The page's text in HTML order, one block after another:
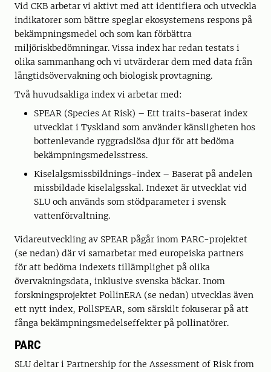
Vid CKB arbetar vi aktivt med att identifiera och utveckla
indikatorer som bättre speglar ekosystemens respons på
bekämpningsmedel och som kan förbättra
miljöriskbedömningar. Vissa index har redan testats i
olika sammanhang och vi utvärderar dem med data från
långtidsövervakning och biologisk provtagning.
Två huvudsakliga index vi arbetar med:
SPEAR (Species At Risk) – Ett traits-baserat index
utvecklat i Tyskland som använder känsligheten hos
bottenlevande ryggradslösa djur för att bedöma
bekämpningsmedelsstress.
Kiselalgsmissbildnings-index – Baserat på andelen
missbildade kiselalgsskal. Indexet är utvecklat vid
SLU och används som stödparameter i svensk
vattenförvaltning.
Vidareutveckling av SPEAR pågår inom PARC-projektet
(se nedan) där vi samarbetar med europeiska partners
för att bedöma indexets tillämplighet på olika
övervakningsdata, inklusive svenska bäckar. Inom
forskningsprojektet PollinERA (se nedan) utvecklas även
ett nytt index, PollSPEAR, som särskilt fokuserar på att
fånga bekämpningsmedelseffekter på pollinatörer.
PARC
SLU deltar i Partnership for the Assessment of Risk from